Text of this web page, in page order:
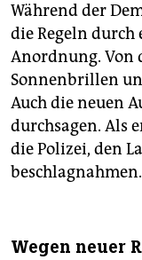
Während der
die Regeln
Anordnung. Von
Sonnenbrillen
Auch die neuen
durchsagen. Als
die Polizei, den
Wegen neuer